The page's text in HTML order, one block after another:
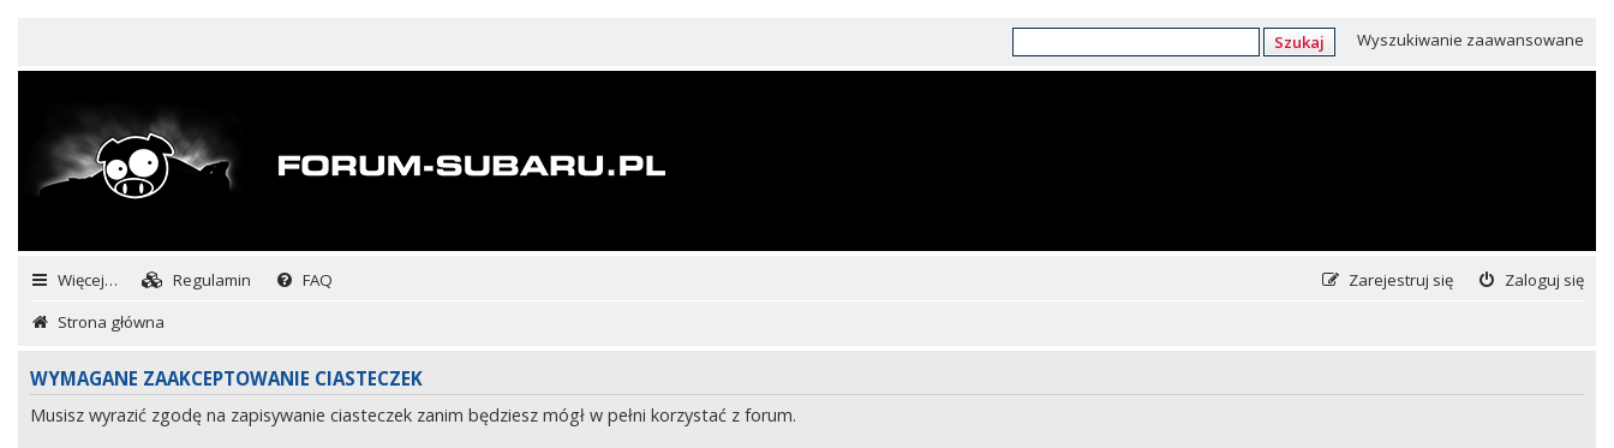
Szukaj Wyszukiwanie zaawansowane
Więcej… Regulamin FAQ Zaloguj się
Zarejestruj się
Strona główna
WYMAGANE ZAAKCEPTOWANIE CIASTECZEK
Musisz wyrazić zgodę na zapisywanie ciasteczek zanim będziesz mógł w pełni korzystać z forum.